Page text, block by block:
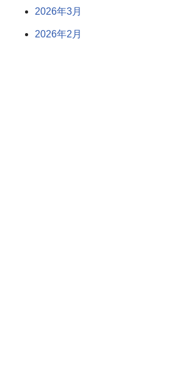
2026年3月
2026年2月